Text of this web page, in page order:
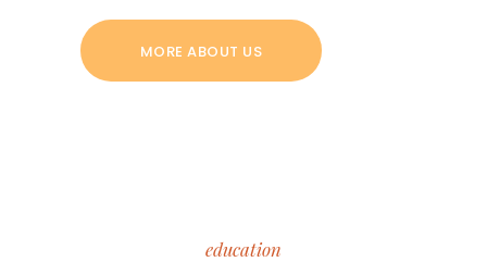
MORE ABOUT US
education